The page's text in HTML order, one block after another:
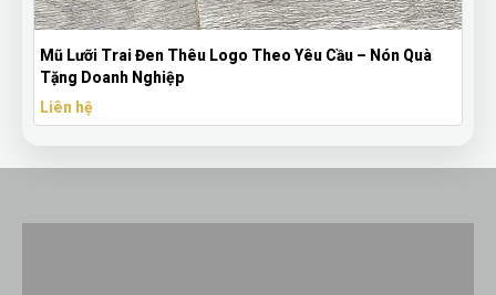
Yêu Cầu – Nón Quà
Bút Bi Mực Gel Thiên Long Có